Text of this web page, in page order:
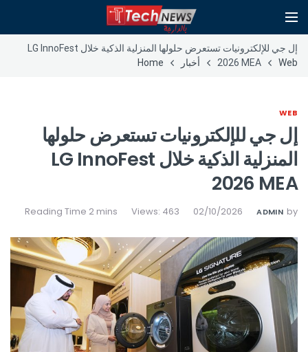
إل جي للإلكترونيات تستعرض حلولها المنزلية الذكية خلال LG InnoFest
2026 MEA
Web أخبار Home
WEB
إل جي للإلكترونيات تستعرض حلولها
المنزلية الذكية خلال LG InnoFest
2026 MEA
by
ADMIN
02/10/2026
Views: 463